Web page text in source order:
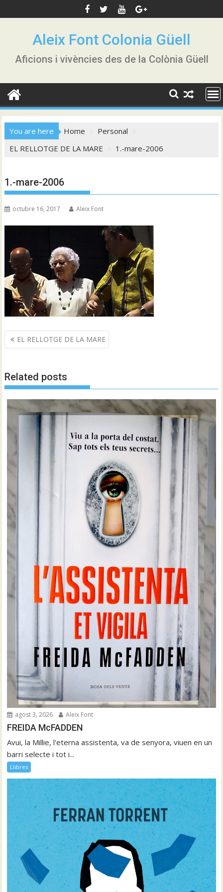
to
Aleix Font Colonia Güell
Aficions i vivències des de la Colònia Güell
You are here Home
Personal
EL RELLOTGE DE LA MARE
1.-mare-2006
1.-mare-2006
octubre 16, 2017 Aleix Font
Navegació
d'entrades
EL RELLOTGE DE LA MARE
Related posts
agost 3, 2026 Aleix Font
FREIDA McFADDEN
Avui, la Millie, l'eterna assistenta, va de senyora, viuen en un
barri selecte i tot i...
Llibres